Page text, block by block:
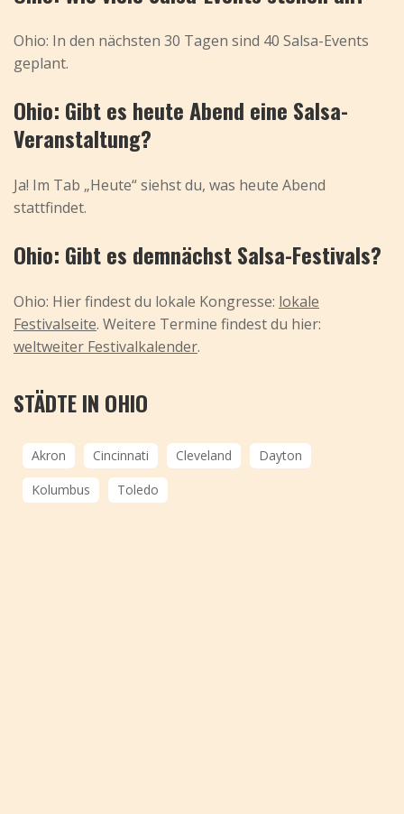
Ohio: In den nächsten 30 Tagen sind 40 Salsa-Events
geplant.
Ohio: Gibt es heute Abend eine Salsa-
Veranstaltung?
Ja! Im Tab „Heute“ siehst du, was heute Abend
stattfindet.
Ohio: Gibt es demnächst Salsa-Festivals?
Ohio: Hier findest du lokale Kongresse: lokale
Festivalseite. Weitere Termine findest du hier:
weltweiter Festivalkalender.
STÄDTE IN OHIO
Akron Cincinnati Cleveland
Dayton
Kolumbus
Toledo